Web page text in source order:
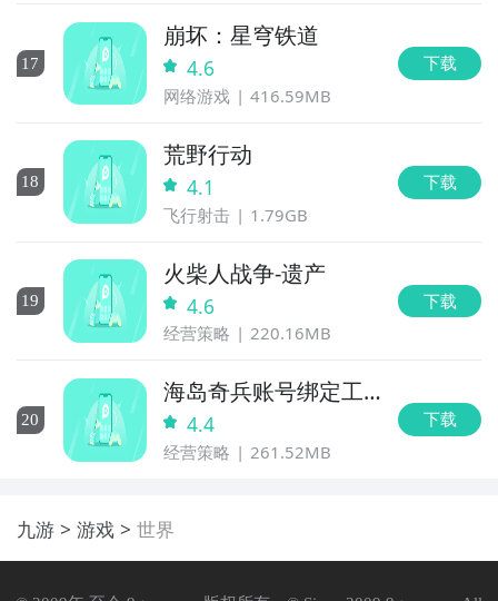
17
崩坏：星穹铁道
4.6
网络游戏 416.59MB
下载
18
荒野行动
4.1
飞行射击 1.79GB
下载
19
火柴人战争-遗产
4.6
经营策略 220.16MB
下载
20
海岛奇兵账号绑定工
具 4.4
经营策略 261.52MB
下载
九游 游戏 世界